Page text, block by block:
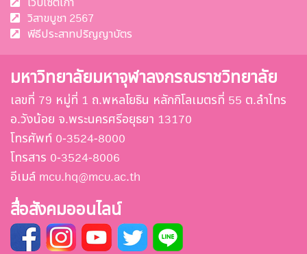
วิสาขบูชา 2567
พีธีประสาทปริญญาบัตร
มหาวิทยาลัยมหาจุฬาลงกรณราชวิทยาลัย
เลขที่ 79 หมู่ที่ 1 ถ.พหลโยธิน หลักกิโลเมตรที่ 55 ต.ลำไทร
อ.วังน้อย จ.พระนครศรีอยุธยา 13170
โทรศัพท์ 0-3524-8000
โทรสาร 0-3524-8006
อีเมล์ mcu.hq@mcu.ac.th
สื่อสังคมออนไลน์